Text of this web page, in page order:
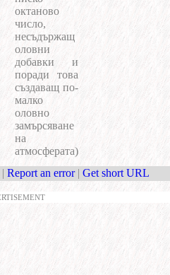
октаново
число,
несъдържащ
оловни
добавки и
поради това
създаващ по-
малко
оловно
замърсяване
на
атмосферата)
| Report an error | Get short URL